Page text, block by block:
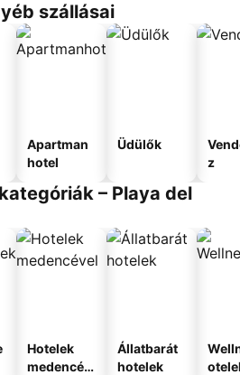
szállásai
Apartman
hotel
Üdülők
z
– Playa del
Hotelek
medencév
Állatbarát
hotelek